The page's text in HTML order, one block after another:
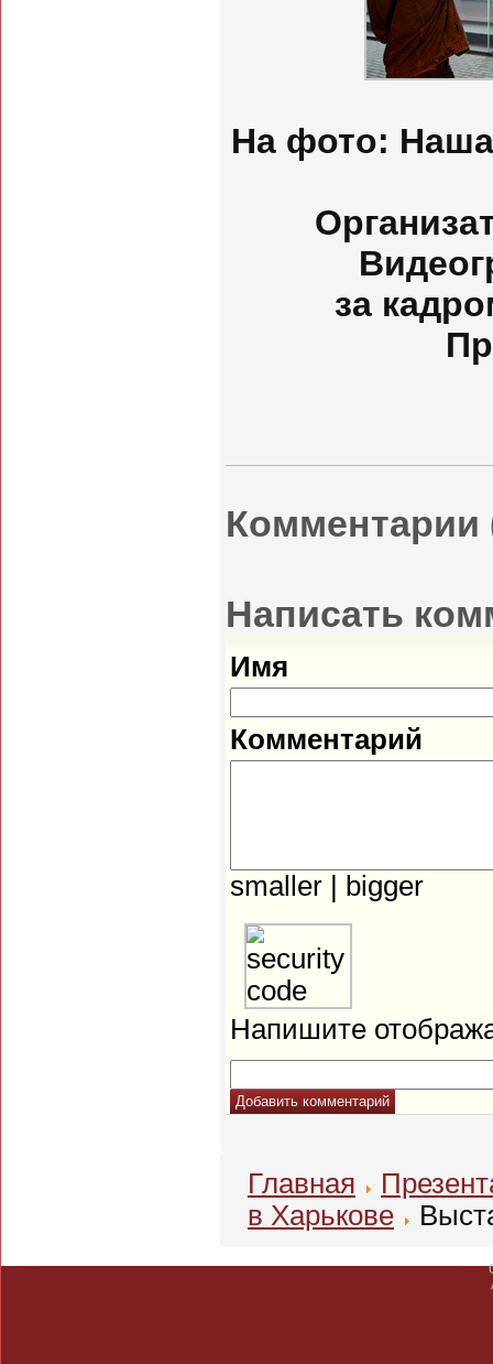
На фото:
за
Комментарии
Написать
Имя
Комментарий
smaller | bigger
Напишите
Добавить комментарий
Главная
в Харькове